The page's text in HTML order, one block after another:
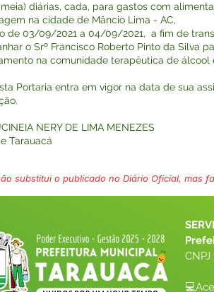
diárias, cada, para gastos com
na cidade de Mâncio Lima - AC,
de 03/09/2021 a 04/09/2021, a fim de
o Srº Francisco Roberto Pinto da Silva
na comunidade terapêutica de álcool
Portaria entra em vigor na data de sua
NERY DE LIMA MENEZES
Tarauacá
substitui o publicado no Diário Oficial, mas
CNPJ